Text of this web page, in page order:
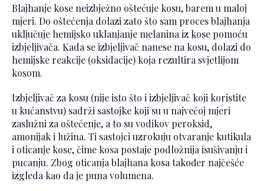
Blajhanje kose neizbježno oštećuje kosu, barem u maloj
mjeri. Do oštećenja dolazi zato što sam proces blajhanja
uključuje hemijsko uklanjanje melanina iz kose pomoću
izbjeljivača. Kada se izbjeljivač nanese na kosu, dolazi do
hemijske reakcije (oksidacije) koja rezultira svjetlijom
kosom.
Izbjeljivač za kosu (nije isto što i izbjeljivač koji koristite
u kućanstvu) sadrži sastojke koji su u najvećoj mjeri
zaslužni za oštećenje, a to su vodikov peroksid,
amonijak i lužina. Ti sastojci uzrokuju otvaranje kutikula
i oticanje kose, čime kosa postaje podložnija isušivanju i
pucanju. Zbog oticanja blajhana kosa također najčešće
izgleda kao da je puna volumena.